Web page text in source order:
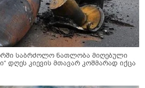
საბრძოლო ნათლობა მიღებული
დღეს კიევის მთავარ კოშმარად იქცა